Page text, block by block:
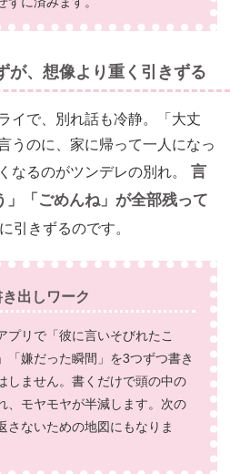
、想像より重く引きずる
イで、別れ話も冷静。「大丈
うのに、家に帰って一人になっ
なるのがツンデレの別れ。
言
」「ごめんね」が全部残って
引きずるのです。
出しワーク
プリで「彼に言いそびれたこ
「嫌だった瞬間」を3つずつ書き
しません。書くだけで頭の中の
、モヤモヤが半減します。次の
さないための地図にもなりま